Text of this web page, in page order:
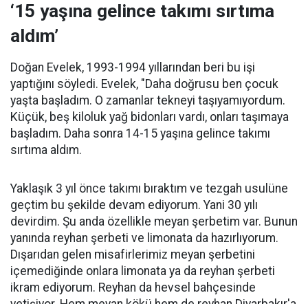
‘15 yaşına gelince takımı sırtıma
aldım’
Doğan Evelek, 1993-1994 yıllarından beri bu işi
yaptığını söyledi. Evelek, "Daha doğrusu ben çocuk
yaşta başladım. O zamanlar tekneyi taşıyamıyordum.
Küçük, beş kiloluk yağ bidonları vardı, onları taşımaya
başladım. Daha sonra 14-15 yaşına gelince takımı
sırtıma aldım.
Yaklaşık 3 yıl önce takımı bıraktım ve tezgah usulüne
geçtim bu şekilde devam ediyorum. Yani 30 yılı
devirdim. Şu anda özellikle meyan şerbetim var. Bunun
yanında reyhan şerbeti ve limonata da hazırlıyorum.
Dışarıdan gelen misafirlerimiz meyan şerbetini
içemediğinde onlara limonata ya da reyhan şerbeti
ikram ediyorum. Reyhan da hevsel bahçesinde